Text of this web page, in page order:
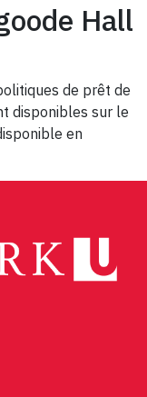
Hall
de prêt de
disponibles sur le
en